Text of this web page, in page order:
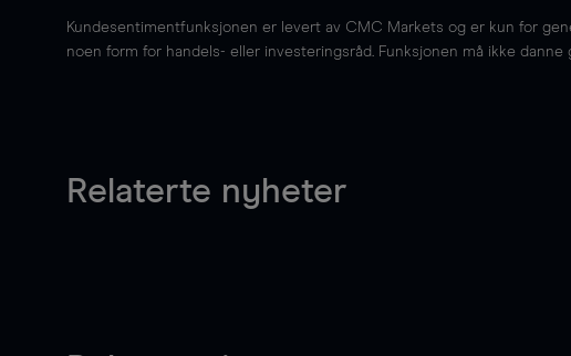
Kundesentimentfunksjonen er levert av CMC Markets og er kun for
noen form for handels- eller investeringsråd. Funksjonen må ikke
Relaterte nyheter